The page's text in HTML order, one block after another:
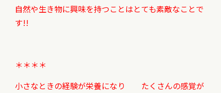
自然や生き物に興味を持つことはとても素敵なことで
す!!
＊＊＊＊
小さなときの経験が栄養になり たくさんの感覚が